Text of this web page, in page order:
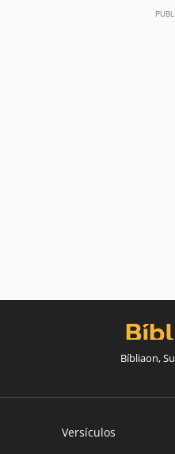
Bíbliaon,
Versículos